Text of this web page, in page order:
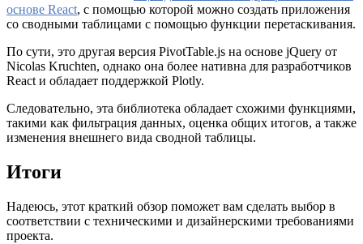
основе React, с помощью которой можно создать приложения
со сводными таблицами с помощью функции перетаскивания.
По сути, это другая версия PivotTable.js на основе jQuery от
Nicolas Kruchten, однако она более нативна для разработчиков
React и обладает поддержкой Plotly.
Следовательно, эта библиотека обладает схожими функциями,
такими как фильтрация данных, оценка общих итогов, а также
изменения внешнего вида сводной таблицы.
Итоги
Надеюсь, этот краткий обзор поможет вам сделать выбор в
соответствии с техническими и дизайнерскими требованиями
проекта.